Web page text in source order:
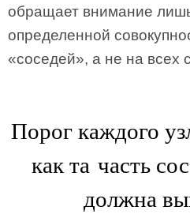
обращает внимание
определенной
«соседей», а не на всех
Порог каждого
как та часть
должна